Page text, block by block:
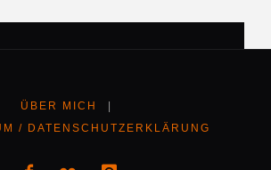
ÜBER MICH
/ DATENSCHUTZERKLÄRUNG